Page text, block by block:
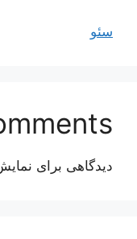
سئو
دیدگاهی برای